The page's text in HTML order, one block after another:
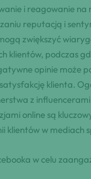
i reagowanie na
reputacją i
zwiększyć
klientów, podczas
opinie może
klienta.
z
online są
klientów w mediach
w celu